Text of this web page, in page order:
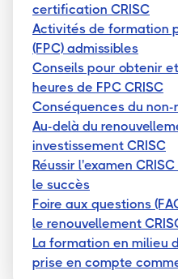
certification CRISC
Activités de formation
(FPC) admissibles
Conseils pour obtenir
heures de FPC CRISC
Conséquences du
Au-delà du
investissement CRISC
Réussir l'examen
le succès
Foire aux questions
le renouvellement
La formation en milieu
prise en compte